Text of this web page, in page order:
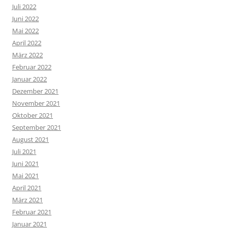
Juli 2022
Juni 2022
Mai 2022
April 2022
März 2022
Februar 2022
Januar 2022
Dezember 2021
November 2021
Oktober 2021
September 2021
August 2021
Juli 2021
Juni 2021
Mai 2021
April 2021
März 2021
Februar 2021
Januar 2021